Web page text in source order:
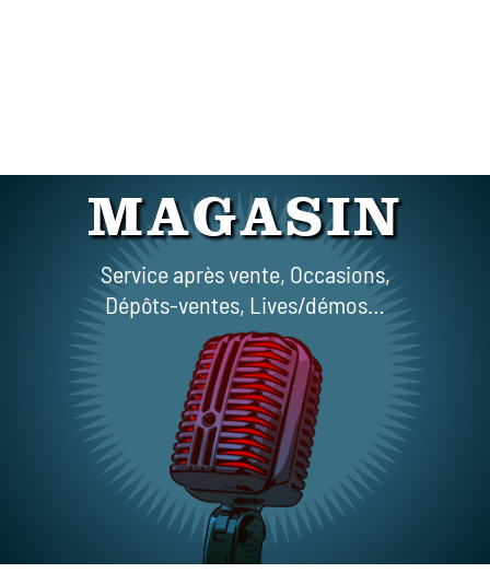
MAGASIN
Service après vente, Occasions,
Dépôts-ventes, Lives/démos…